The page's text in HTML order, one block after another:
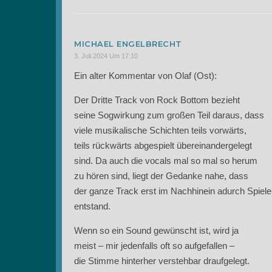
MICHAEL ENGELBRECHT
3. Juli 2024 Um 17:10
Ein alter Kommentar von Olaf (Ost):
Der Dritte Track von Rock Bottom bezieht
seine Sogwirkung zum großen Teil daraus, dass
viele musikalische Schichten teils vorwärts,
teils rückwärts abgespielt übereinandergelegt
sind. Da auch die vocals mal so mal so herum
zu hören sind, liegt der Gedanke nahe, dass
der ganze Track erst im Nachhinein adurch
entstand.
Wenn so ein Sound gewünscht ist, wird ja
meist – mir jedenfalls oft so aufgefallen –
die Stimme hinterher verstehbar draufgelegt.